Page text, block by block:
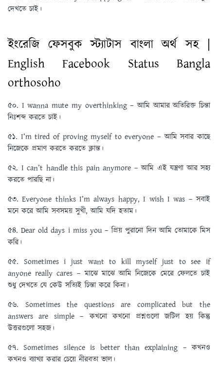
দেখতে চাই।
ইংরেজি ফেসবুক স্ট্যাটাস বাংলা অর্থ সহ |
English Facebook Status Bangla
orthosoho
৫০. I wanna mute my overthinking – আমি আমার অতিরিক্ত চিন্তা
নিঃশব্দ করতে চাই।
৫১. I’m tired of proving myself to everyone – আমি সবার কাছে
নিজেকে প্রমাণ করতে করতে ক্লান্ত।
৫২. I can’t handle this pain anymore – আমি এই যন্ত্রণা আর সহ্য
করতে পারছি না।
৫৩. Everyone thinks I’m always happy, I wish I was – সবাই
মনে করে আমি সবসময় সুখী, আমি যদি হতাম।
৫৪. Dear old days i miss you – প্রিয় পুরানো দিন আমি তোমাকে মিস
করি।
৫৫. Sometimes i just want to kill myself just to see if
anyone really cares – মাঝে মাঝে আমি নিজেকে মেরে ফেলতে চাই
শুধু দেখতে যে কেউ সত্যিই চিন্তা করে কিনা।
৫৬. Sometimes the questions are complicated but the
answers are simple – কখনো কখনো প্রশ্নগুলো জটিল হয় কিন্তু
উত্তরগুলো সহজ।
৫৭. Sometimes silence is better than explaining – কখনও
কখনও ব্যাখ্যা করার চেয়ে নীরবতা ভাল।